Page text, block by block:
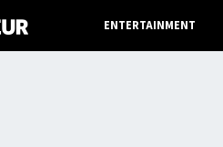
ENTERTAINMENT